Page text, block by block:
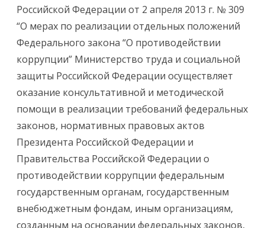
Российской Федерации от 2 апреля 2013 г. № 309
“О мерах по реализации отдельных положений
Федерального закона “О противодействии
коррупции” Министерство труда и социальной
защиты Российской Федерации осуществляет
оказание консультативной и методической
помощи в реализации требований федеральных
законов, нормативных правовых актов
Президента Российской Федерации и
Правительства Российской Федерации о
противодействии коррупции федеральным
государственным органам, государственным
внебюджетным фондам, иным организациям,
созданным на основании федеральных законов,